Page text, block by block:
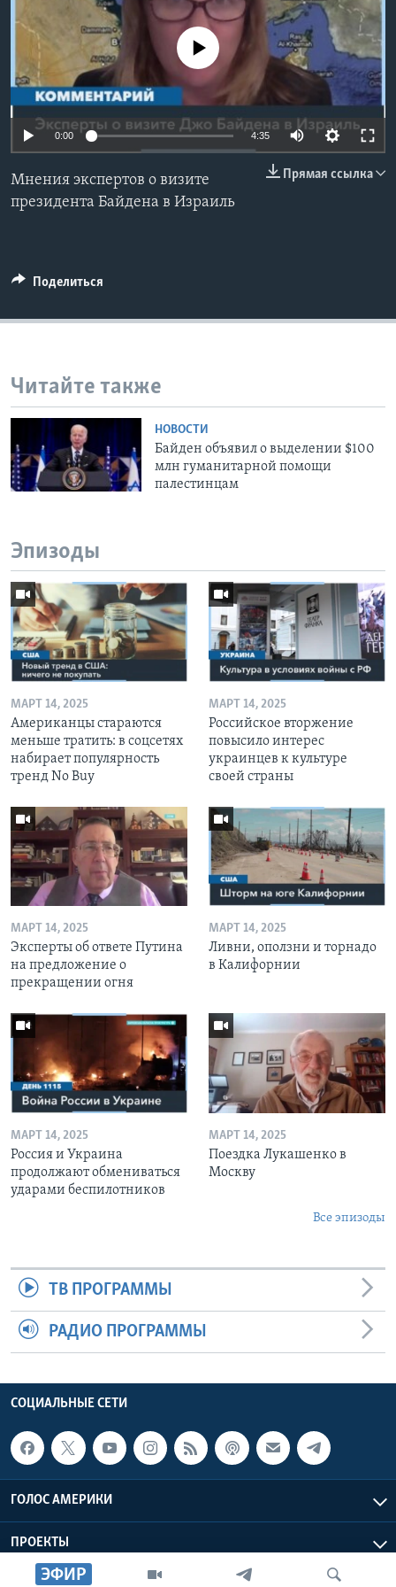
Learning English
СОЦИАЛЬНЫЕ СЕТИ
ЭФИР
No media source currently available
0:00 4:35
Прямая ссылка
Мнения экспертов о визите
президента Байдена в Израиль
Поделиться
Читайте также
НОВОСТИ
Байден объявил о выделении $100
млн гуманитарной помощи
палестинцам
Эпизоды
МАРТ 14, 2025
Американцы стараются
меньше тратить: в соцсетях
набирает популярность
тренд No Buy
МАРТ 14, 2025
Российское вторжение
повысило интерес
украинцев к культуре
своей страны
МАРТ 14, 2025
Эксперты об ответе Путина
на предложение о
прекращении огня
МАРТ 14, 2025
Ливни, оползни и торнадо
в Калифорнии
МАРТ 14, 2025
Россия и Украина
продолжают обмениваться
ударами беспилотников
МАРТ 14, 2025
Поездка Лукашенко в
Москву
Все эпизоды
ТВ ПРОГРАММЫ
РАДИО ПРОГРАММЫ
СОЦИАЛЬНЫЕ СЕТИ
ГОЛОС АМЕРИКИ
ПРОЕКТЫ